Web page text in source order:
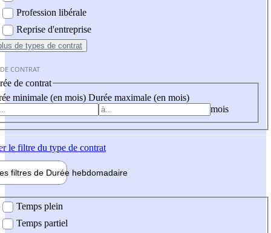
Profession libérale
Reprise d'entreprise
de types de contrat
CONTRAT
de contrat
minimale (en mois) Durée maximale (en mois)
mois
le filtre du type de contrat
filtres de Durée hebdomadaire
Temps plein
Temps partiel